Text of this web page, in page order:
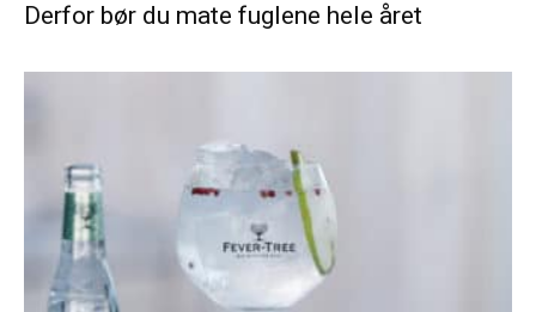
Derfor bør du mate fuglene hele året